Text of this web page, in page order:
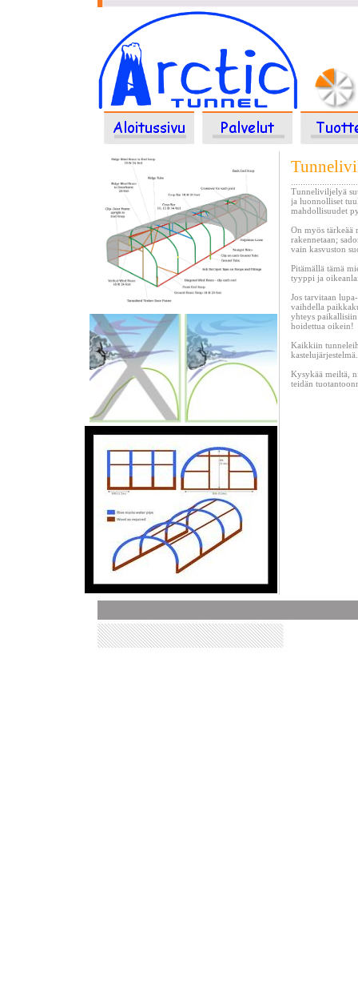
Tunneliviljelyä
ja luonnolliset
mahdollisuudet
On myös tärkeää
rakennetaan;
vain kasvuston
Pitämällä tämä
tyyppi ja
Jos tarvitaan
vaihdella
yhteys
hoidettua oikein!
Kaikkiin
kastelujärjestelmä.
Kysykää meiltä,
teidän